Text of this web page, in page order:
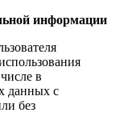
информации
в
данных с
без